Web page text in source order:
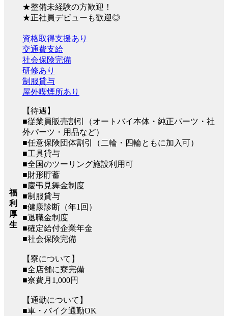
★整備未経験の方歓迎！
★正社員デビューも歓迎◎
福
利
厚
生
資格取得支援あり
交通費支給
社会保険完備
研修あり
制服貸与
屋外喫煙所あり
【待遇】
■従業員販売割引（オートバイ本体・純正パーツ・社
外パーツ・用品など）
■任意保険団体割引（二輪・四輪ともに加入可）
■工具貸与
■全国のツーリング施設利用可
■財形貯蓄
■慶弔見舞金制度
■制服貸与
■健康診断（年1回）
■退職金制度
■確定給付企業年金
■社会保険完備
【寮について】
■全店舗に寮完備
■寮費月1,000円
【通勤について】
■車・バイク通勤OK